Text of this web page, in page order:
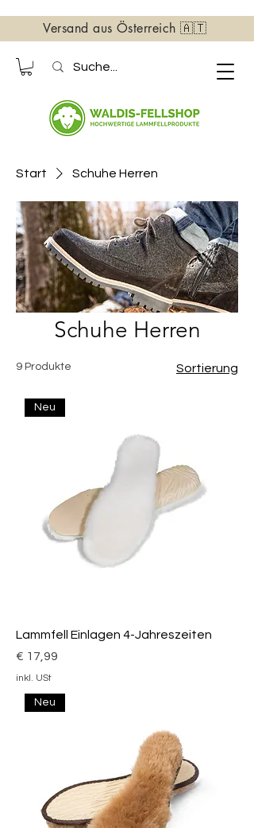
Versand aus Österreich 🇦🇹
Start Schuhe Herren
Schuhe Herren
9 Produkte Sortierung
Neu
Lammfell Einlagen 4-Jahreszeiten
Preis
€ 17,99
inkl. USt
Neu